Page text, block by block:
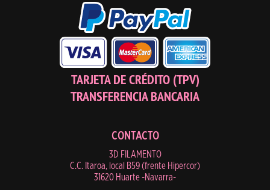
TARJETA DE CRÉDITO (TPV)
TRANSFERENCIA BANCARIA
CONTACTO
3D FILAMENTO
C.C. Itaroa, local B59 (frente Hipercor)
31620 Huarte -Navarra-